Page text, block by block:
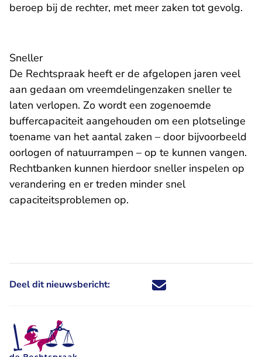
beroep bij de rechter, met meer zaken tot gevolg.
Sneller
De Rechtspraak heeft er de afgelopen jaren veel
aan gedaan om vreemdelingenzaken sneller te
laten verlopen. Zo wordt een zogenoemde
buffercapaciteit aangehouden om een plotselinge
toename van het aantal zaken – door bijvoorbeeld
oorlogen of natuurrampen – op te kunnen vangen.
Rechtbanken kunnen hierdoor sneller inspelen op
verandering en er treden minder snel
capaciteitsproblemen op.
Deel dit nieuwsbericht: Deel dit nieuwsbericht via X -
Deel dit nieuwsbericht via
Deel dit nieuwsbericht
Deel dit